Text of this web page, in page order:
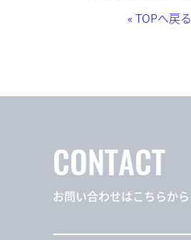
« TOPへ戻る
CONTACT
お問い合わせはこちらから